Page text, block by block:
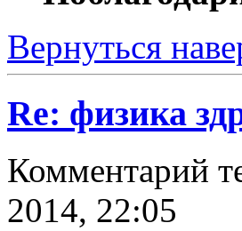
Вернуться
Re: физика
Комментарий
2014, 22:05